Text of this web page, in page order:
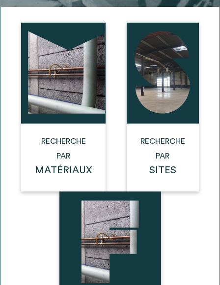
4
Ajouter les matériaux intéressants à "ma
Transmettre sa liste de manifestation
d'intérêt pour les matériaux
sélectionnés
3
Exporter sa liste et ses fiches produits
pour l’utiliser comme un outil d’aide à la
Être recontacté afin d’obtenir plus de
renseignements sur les modalités et
stratégies de récupérations
envisageables
* Attention, l’ajout des matériaux à sa liste et son envoi ne
vaut aucunement réservation.
RECHERCHE
PAR
MATÉRIAUX
RECHERCHE
PAR
SITES